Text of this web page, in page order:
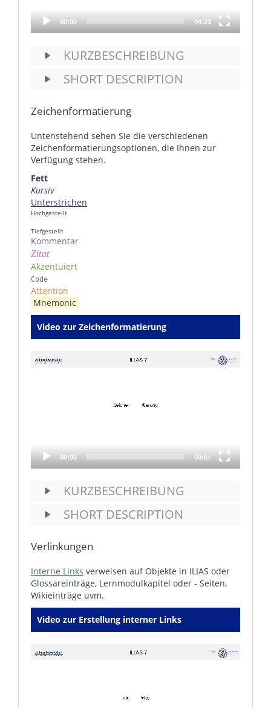
00:00 04:23
KURZBESCHREIBUNG
SHORT DESCRIPTION
Zeichenformatierung
Untenstehend sehen Sie die verschiedenen
Zeichenformatierungsoptionen, die Ihnen zur
Verfügung stehen.
Fett
Kursiv
Unterstrichen
Hochgestellt
Tiefgestellt
Kommentar
Zitat
Akzentuiert
Code
Attention
Mnemonic
Video zur Zeichenformatierung
Video
00:00 00:57
KURZBESCHREIBUNG
SHORT DESCRIPTION
Verlinkungen
Interne Links verweisen auf Objekte in ILIAS oder
Glossareinträge, Lernmodulkapitel oder - Seiten,
Wikieinträge uvm.
Video zur Erstellung interner Links
Video